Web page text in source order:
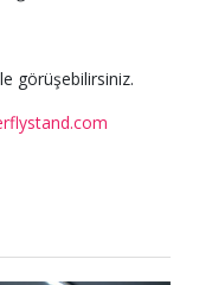
görüşebilirsiniz.